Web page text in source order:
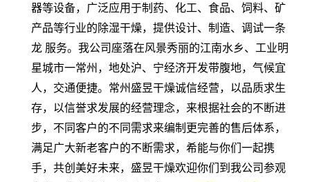
器等设备，广泛应用于制药、化工、食品、饲料、矿
产品等行业的除湿干燥，提供设计、制造、调试一条
龙 服务。我公司座落在风景秀丽的江南水乡、工业明
星城市一常州，地处沪、宁经济开发带腹地，气候宜
人，交通便捷。常州盛昱干燥诚信经营，以品质求生
存，以信誉求发展的经营理念，来根据社会的不断进
步，不同客户的不同需求来编制更完善的售后体系，
满足广大新老客户的不断需求，希能与你们一起携
手，共创美好未来，盛昱干燥欢迎你们到我公司参观